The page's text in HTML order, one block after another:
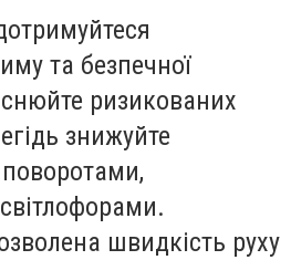
та безпечної
ризикованих
знижуйте
швидкість руху